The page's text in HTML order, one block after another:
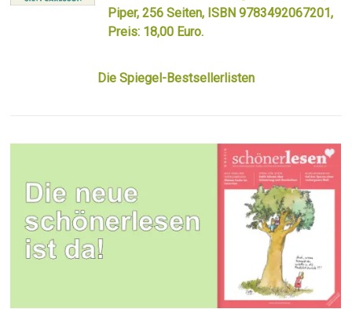
Piper, 256 Seiten, ISBN 9783492067201,
Preis: 18,00 Euro.
Die Spiegel-Bestsellerlisten